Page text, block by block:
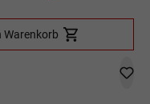
den gewünschten Wert
Warenkorb